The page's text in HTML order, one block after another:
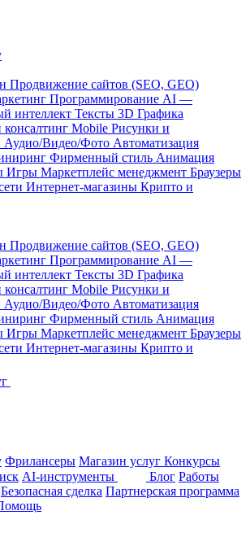
Продвижение сайтов (SEO, GEO)
Программирование AI —
интеллект Тексты 3D Графика
консалтинг Mobile Рисунки и
Аудио/Видео/Фото Автоматизация
Фирменный стиль Анимация
Игры Маркетплейс менеджмент Браузеры
Интернет-магазины Крипто и
Продвижение сайтов (SEO, GEO)
Программирование AI —
интеллект Тексты 3D Графика
консалтинг Mobile Рисунки и
Аудио/Видео/Фото Автоматизация
Фирменный стиль Анимация
Игры Маркетплейс менеджмент Браузеры
Интернет-магазины Крипто и
Фрилансеры Магазин услуг Конкурсы
AI-инструменты Блог Работы
Безопасная сделка Партнерская программа